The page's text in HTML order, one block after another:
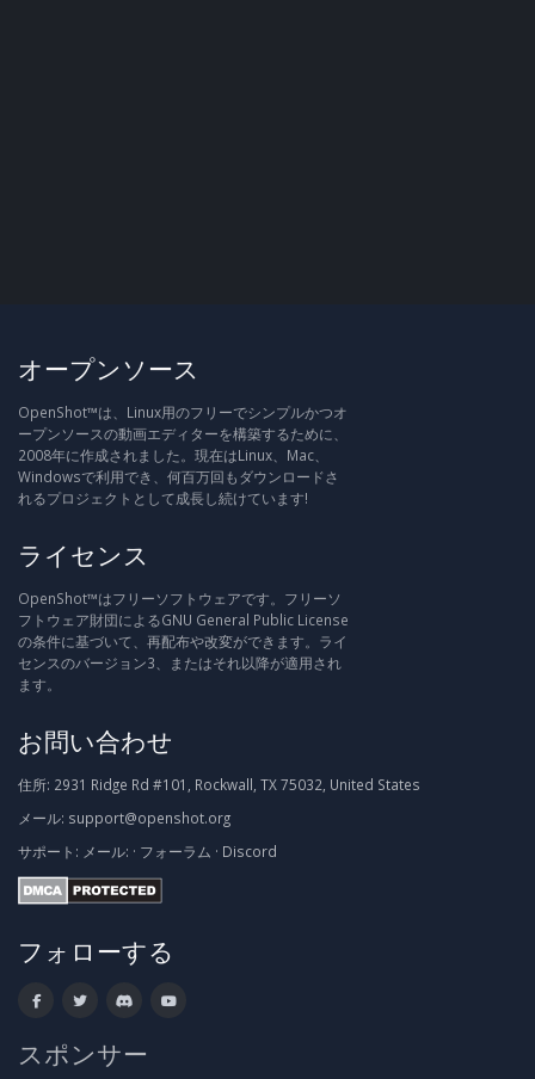
オープンソース
OpenShot™は、Linux用のフリーでシンプルかつオ
ープンソースの動画エディターを構築するために、
2008年に作成されました。現在はLinux、Mac、
Windowsで利用でき、何百万回もダウンロードさ
れるプロジェクトとして成長し続けています!
ライセンス
OpenShot™はフリーソフトウェアです。フリーソ
フトウェア財団によるGNU General Public License
の条件に基づいて、再配布や改変ができます。ライ
センスのバージョン3、またはそれ以降が適用され
ます。
お問い合わせ
住所: 2931 Ridge Rd #101, Rockwall, TX 75032, United States
メール: support@openshot.org
サポート: メール: · フォーラム · Discord
フォローする
スポンサー